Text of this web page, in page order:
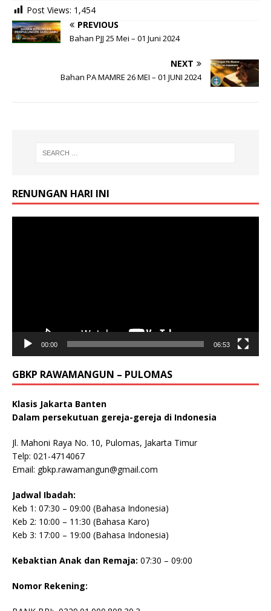
Post Views: 1,454
PREVIOUS
Bahan PJJ 25 Mei – 01 Juni 2024
NEXT
Bahan PA MAMRE 26 MEI – 01 JUNI 2024
RENUNGAN HARI INI
00:00 06:53
GBKP RAWAMANGUN – PULOMAS
Klasis Jakarta Banten
Dalam persekutuan gereja-gereja di Indonesia
Jl. Mahoni Raya No. 10, Pulomas, Jakarta Timur
Telp: 021-4714067
Email: gbkp.rawamangun@gmail.com
Jadwal Ibadah:
Keb 1: 07:30 – 09:00 (Bahasa Indonesia)
Keb 2: 10:00 – 11:30 (Bahasa Karo)
Keb 3: 17:00 – 19:00 (Bahasa Indonesia)
Kebaktian Anak dan Remaja: 07:30 – 09:00
Nomor Rekening: